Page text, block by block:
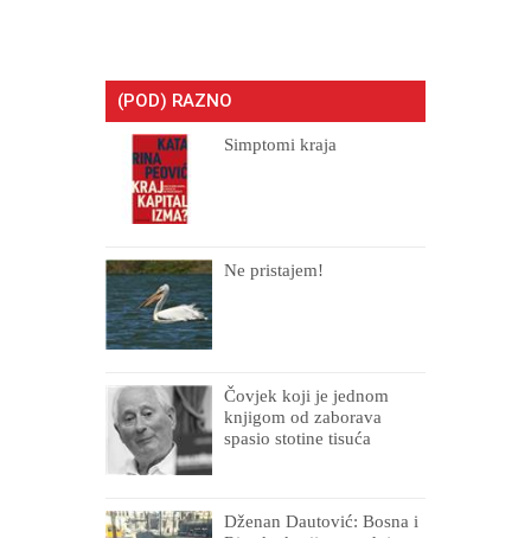
(POD) RAZNO
Simptomi kraja
Ne pristajem!
Čovjek koji je jednom
knjigom od zaborava
spasio stotine tisuća
Dženan Dautović: Bosna i